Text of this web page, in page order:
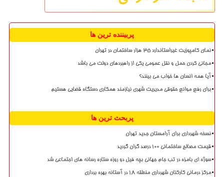
پربیننده ترین ها
نمای کامپوزیت غیراستاندارد ۳۵ هزار ساختمان در تهران
مجانی کردن حمل و نقل عمومی یکی از راهبردهای دولت می باشد
آیا همه انسان ها خواب می بینند؟
برای رفع موانع حقوقی مدیریت شهری نیازمند همکاری دستگاه قضایی هستیم
پربحث ترین ها
نسخه شهرداری برای آرامستان جدید تهران
قیمت مصالح ساختمانی ۱۰۰ درصد گران گردید
سوژه ای بامزه در تب جام جهانی بچه فیل دو روزه ستاره رسانه های اجتماعی شد
مرکز درمانی کارکنان شهرداری منطقه ۱۸ در آستانه بهره برداری